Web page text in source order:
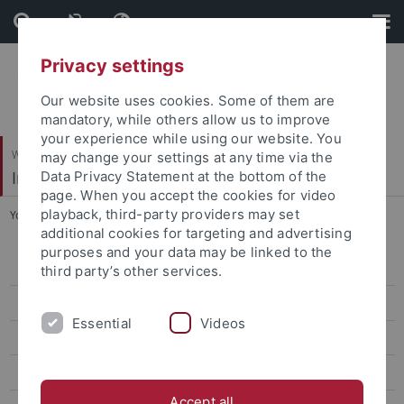
Skip
to
content
Skip
to
footer
Wirtschafts- und Sozialwissenschaftliche Fakultät
Institut für Politikwissenschaft
You are here: Startseite ... Thematische Ausrichtung
Zur Person von apl. Professor Dr. Dr. Jörg Tremmel
Forschungsprojekte
Privacy settings
Our website uses cookies. Some of them are
mandatory, while others allow us to improve
your experience while using our website. You
may change your settings at any time via the
Data Privacy Statement at the bottom of the
page. When you accept the cookies for video
playback, third-party providers may set
additional cookies for targeting and advertising
purposes and your data may be linked to the
third party’s other services.
Essential Videos